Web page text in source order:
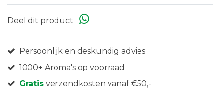
Deel dit product
Persoonlijk en deskundig advies
1000+ Aroma's op voorraad
Gratis verzendkosten vanaf €50,-